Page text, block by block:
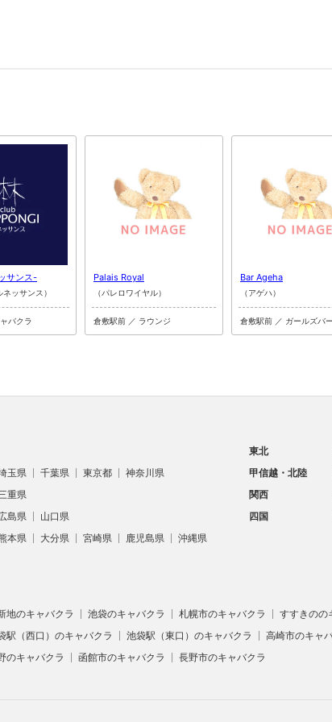
サンス-
ネッサンス）
バクラ
Palais Royal
（パレロワイヤル）
倉敷駅前 ／ ラウンジ
Bar Ageha
（アゲハ）
倉敷駅前 ／ ガールズバー
東北
玉県 千葉県 東京都 神奈川県 甲信越・北陸
重県 関西
島県 山口県 四国
本県 大分県 宮崎県 鹿児島県 沖縄県
地のキャバクラ 池袋のキャバクラ 札幌市のキャバクラ すすきのの
駅（西口）のキャバクラ 池袋駅（東口）のキャバクラ 高崎市のキャ
のキャバクラ 函館市のキャバクラ 長野市のキャバクラ